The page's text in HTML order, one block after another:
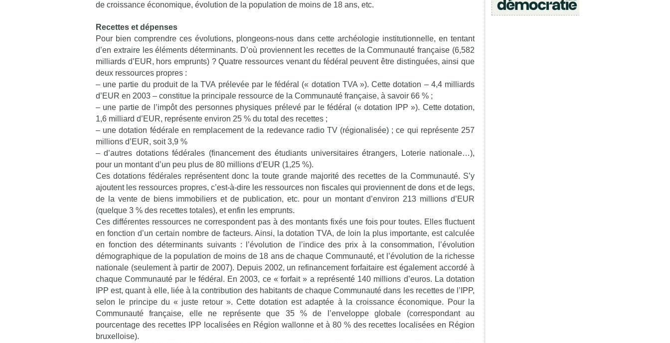
de croissance économique, évolution de la population de moins de 18 ans, etc.
Recettes et dépenses
Pour bien comprendre ces évolutions, plongeons-nous dans cette archéologie institutionnelle, en tentant
d’en extraire les éléments déterminants. D’où proviennent les recettes de la Communauté française (6,582
milliards d’EUR, hors emprunts) ? Quatre ressources venant du fédéral peuvent être distinguées, ainsi que
deux ressources propres :
– une partie du produit de la TVA prélevée par le fédéral (« dotation TVA »). Cette dotation – 4,4 milliards
d’EUR en 2003 – constitue la principale ressource de la Communauté française, à savoir 66 % ;
– une partie de l’impôt des personnes physiques prélevé par le fédéral (« dotation IPP »). Cette dotation,
1,6 milliard d’EUR, représente environ 25 % du total des recettes ;
– une dotation fédérale en remplacement de la redevance radio TV (régionalisée) ; ce qui représente 257
millions d’EUR, soit 3,9 %
– d’autres dotations fédérales (financement des étudiants universitaires étrangers, Loterie nationale…),
pour un montant d’un peu plus de 80 millions d’EUR (1,25 %).
Ces dotations fédérales représentent donc la toute grande majorité des recettes de la Communauté. S’y
ajoutent les ressources propres, c’est-à-dire les ressources non fiscales qui proviennent de dons et de legs,
de la vente de biens immobiliers et de publication, etc. pour un montant d’environ 213 millions d’EUR
(quelque 3 % des recettes totales), et enfin les emprunts.
Ces différentes ressources ne correspondent pas à des montants fixés une fois pour toutes. Elles fluctuent
en fonction d’un certain nombre de facteurs. Ainsi, la dotation TVA, de loin la plus importante, est calculée
en fonction des déterminants suivants : l’évolution de l’indice des prix à la consommation, l’évolution
démographique de la population de moins de 18 ans de chaque Communauté, et l’évolution de la richesse
nationale (seulement à partir de 2007). Depuis 2002, un refinancement forfaitaire est également accordé à
chaque Communauté par le fédéral. En 2003, ce « forfait » a représenté 140 millions d’euros. La dotation
IPP est, quant à elle, liée à la contribution des habitants de chaque Communauté dans les recettes de l’IPP,
selon le principe du « juste retour ». Cette dotation est adaptée à la croissance économique. Pour la
Communauté française, elle ne représente que 35 % de l’enveloppe globale (correspondant au
pourcentage des recettes IPP localisées en Région wallonne et à 80 % des recettes localisées en Région
bruxelloise).